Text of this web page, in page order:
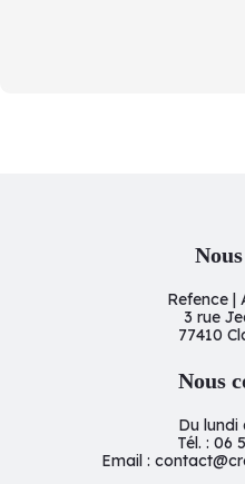
Refence |
3 rue
77410
Nous
Du lundi
Tél. : 06
Email :